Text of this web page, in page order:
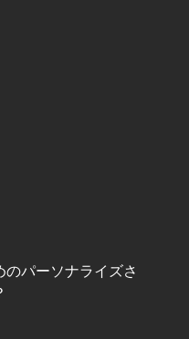
のパーソナライズさ